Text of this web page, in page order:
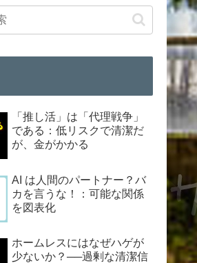
「推し活」は「代理戦争」
である：低リスクで清潔だ
が、金がかかる
AI は人間のパートナー？バ
カを言うな！：可能な関係
を図表化
ホームレスにはなぜハゲが
少ないか？──過剰な清潔信